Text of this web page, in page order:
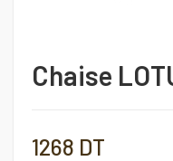
Chaise
1268 DT